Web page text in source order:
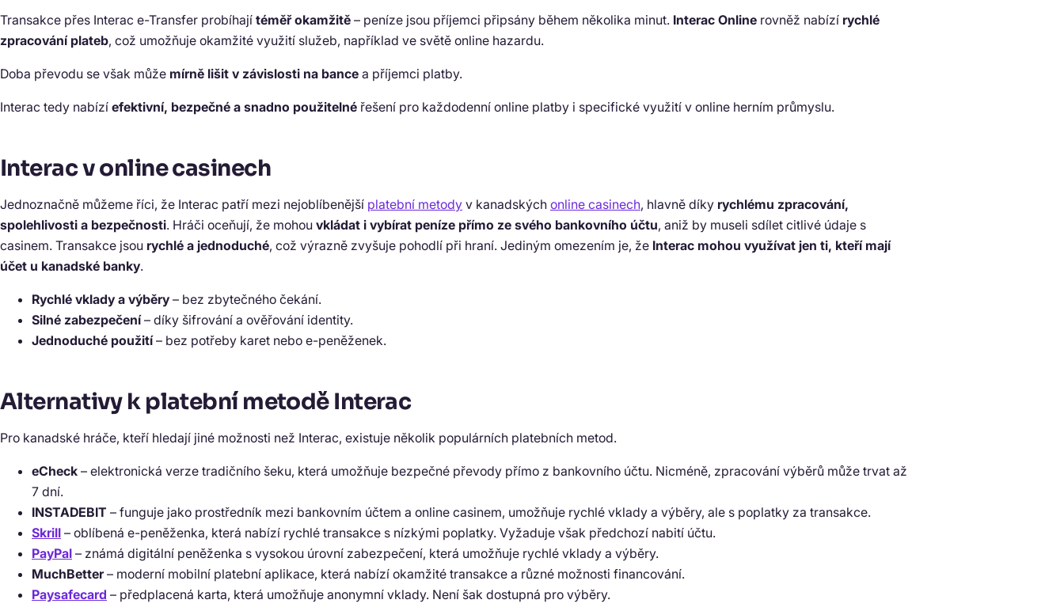
Transakce přes Interac e-Transfer probíhají téměř okamžitě – peníze jsou příjemci připsány během několika minut. Interac Online rovněž nabízí rychlé
zpracování plateb, což umožňuje okamžité využití služeb, například ve světě online hazardu.
Doba převodu se však může mírně lišit v závislosti na bance a příjemci platby.
Interac tedy nabízí efektivní, bezpečné a snadno použitelné řešení pro každodenní online platby i specifické využití v online herním průmyslu.
Interac v online casinech
Jednoznačně můžeme říci, že Interac patří mezi nejoblíbenější platební metody v kanadských online casinech, hlavně díky rychlému zpracování,
spolehlivosti a bezpečnosti. Hráči oceňují, že mohou vkládat i vybírat peníze přímo ze svého bankovního účtu, aniž by museli sdílet citlivé údaje s
casinem. Transakce jsou rychlé a jednoduché, což výrazně zvyšuje pohodlí při hraní. Jediným omezením je, že Interac mohou využívat jen ti, kteří mají
účet u kanadské banky.
Rychlé vklady a výběry – bez zbytečného čekání.
Silné zabezpečení– díky šifrování a ověřování identity.
Jednoduché použití– bez potřeby karet nebo e-peněženek.
Alternativy k platební metodě Interac
Pro kanadské hráče, kteří hledají jiné možnosti než Interac, existuje několik populárních platebních metod.
eCheck – elektronická verze tradičního šeku, která umožňuje bezpečné převody přímo z bankovního účtu. Nicméně, zpracování výběrů může trvat až
7 dní.
INSTADEBIT – funguje jako prostředník mezi bankovním účtem a online casinem, umožňuje rychlé vklady a výběry, ale s poplatky za transakce.
Skrill – oblíbená e-peněženka, která nabízí rychlé transakce s nízkými poplatky. Vyžaduje však předchozí nabití účtu. ​
PayPal – známá digitální peněženka s vysokou úrovní zabezpečení, která umožňuje rychlé vklady a výběry.
MuchBetter– moderní mobilní platební aplikace, která nabízí okamžité transakce a různé možnosti financování. ​
Paysafecard – předplacená karta, která umožňuje anonymní vklady. Není šak dostupná pro výběry.